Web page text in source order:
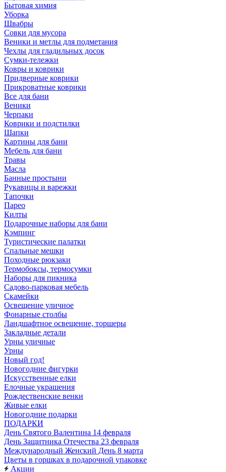
Бытовая химия
Уборка
Швабры
Совки для мусора
Веники и метлы для подметания
Чехлы для гладильных досок
Сумки-тележки
Ковры и коврики
Придверные коврики
Прикроватные коврики
Все для бани
Веники
Черпаки
Коврики и подстилки
Шапки
Картины для бани
Мебель для бани
Травы
Масла
Банные простыни
Рукавицы и варежки
Тапочки
Парео
Килты
Подарочные наборы для бани
Кэмпинг
Туристические палатки
Спальные мешки
Походные рюкзаки
Термобоксы, термосумки
Наборы для пикника
Садово-парковая мебель
Скамейки
Освещение уличное
Фонарные столбы
Ландшафтное освещение, торшеры
Закладные детали
Урны уличные
Урны
Новый год!
Новогодние фигурки
Искусственные елки
Елочные украшения
Рождественские венки
Живые елки
Новогодние подарки
ПОДАРКИ
День Святого Валентина 14 февраля
День Защитника Отечества 23 февраля
Международный Женский День 8 марта
Цветы в горшках в подарочной упаковке
Акции